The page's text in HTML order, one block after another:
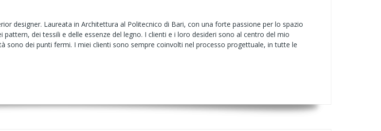
designer. Laureata in Architettura al Politecnico di Bari, con una forte passione per lo spazio
dei tessili e delle essenze del legno. I clienti e i loro desideri sono al centro del mio
sono dei punti fermi. I miei clienti sono sempre coinvolti nel processo progettuale, in tutte le